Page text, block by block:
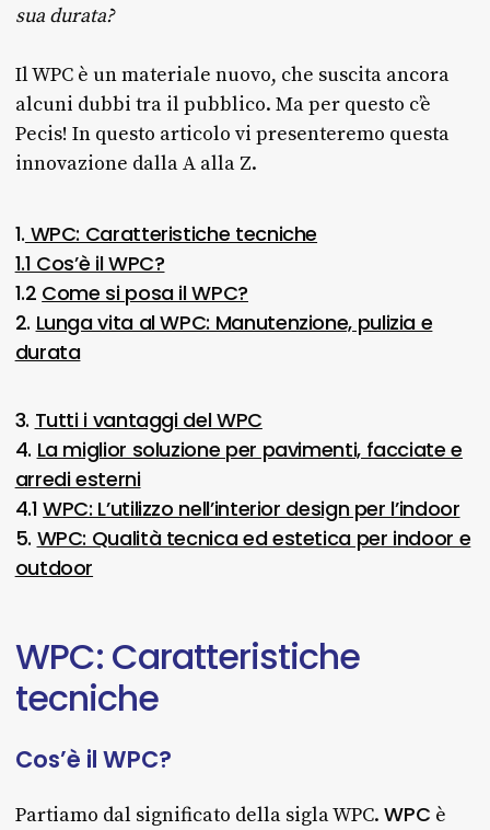
sua durata?
Il WPC è un materiale nuovo, che suscita ancora
alcuni dubbi tra il pubblico. Ma per questo c’è
Pecis! In questo articolo vi presenteremo questa
innovazione dalla A alla Z.
1. WPC: Caratteristiche tecniche
1.1 Cos’è il WPC?
1.2 Come si posa il WPC?
2. Lunga vita al WPC: Manutenzione, pulizia e
durata
3. Tutti i vantaggi del WPC
4. La miglior soluzione per pavimenti, facciate e
arredi esterni
4.1WPC: L’utilizzo nell’interior design per l’indoor
5. WPC: Qualità tecnica ed estetica per indoor e
outdoor
WPC: Caratteristiche
tecniche
Cos’è il WPC?
Partiamo dal significato della sigla WPC. WPC è